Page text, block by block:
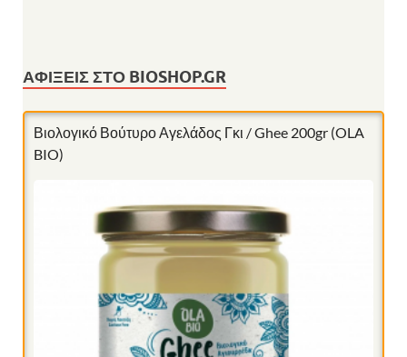
ΑΦΊΞΕΙΣ ΣΤΟ BIOSHOP.GR
Βιολογικό Βούτυρο Αγελάδος Γκι / Ghee 200gr (OLA
BIO)